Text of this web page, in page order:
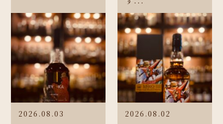
2026.08.03 2026.08.02